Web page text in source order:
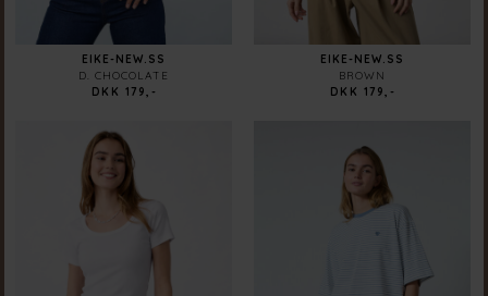
EIKE-NEW.SS
D. CHOCOLATE
DKK 179,-
EIKE-NEW.SS
BROWN
DKK 179,-